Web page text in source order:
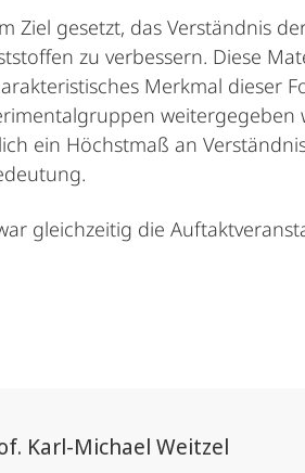
Ziel gesetzt, das
zu verbessern. Diese
Merkmal dieser
ein Höchstmaß an
gleichzeitig die
Karl-Michael Weitzel